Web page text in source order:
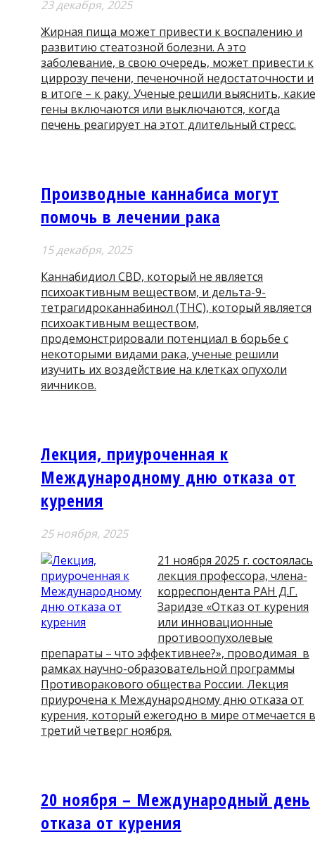
23 декабря, 2025
Жирная пища может привести к воспалению и
развитию стеатозной болезни. А это
заболевание, в свою очередь, может привести к
циррозу печени, печеночной недостаточности и
в итоге – к раку. Ученые решили выяснить, какие
гены включаются или выключаются, когда
печень реагирует на этот длительный стресс.
Производные каннабиса могут
помочь в лечении рака
15 декабря, 2025
Каннабидиол CBD, который не является
психоактивным веществом, и дельта-9-
тетрагидроканнабинол (THC), который является
психоактивным веществом,
продемонстрировали потенциал в борьбе с
некоторыми видами рака, ученые решили
изучить их воздействие на клетках опухоли
яичников.
Лекция, приуроченная к
Международному дню отказа от
курения
25 ноября, 2025
21 ноября 2025 г. состоялась
лекция профессора, члена-
корреспондента РАН Д.Г.
Заридзе «Отказ от курения
или инновационные
противоопухолевые
препараты – что эффективнее?», проводимая в
рамках научно-образовательной программы
Противоракового общества России. Лекция
приурочена к Международному дню отказа от
курения, который ежегодно в мире отмечается в
третий четверг ноября.
20 ноября – Международный день
отказа от курения